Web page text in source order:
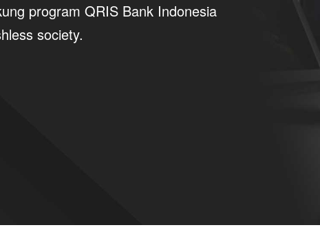
program QRIS Bank Indonesia
society.